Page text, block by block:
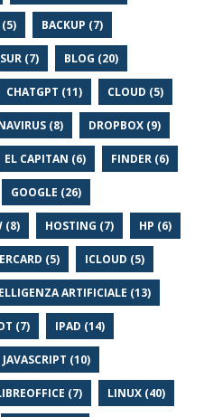
BACKUP (7)
(7) BLOG (20)
CHATGPT (11) CLOUD (5)
(8) DROPBOX (9)
EL CAPITAN (6) FINDER (6)
GOOGLE (26)
(8) HOSTING (7) HP (6)
(5) ICLOUD (5)
ARTIFICIALE (13)
(7) IPAD (14)
JAVASCRIPT (10)
(7) LINUX (40)